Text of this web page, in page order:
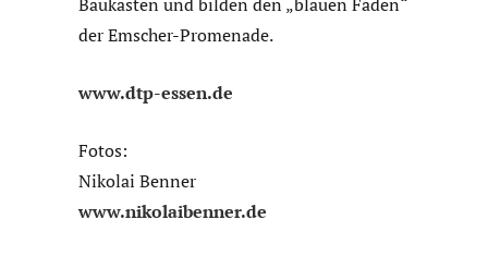
der Emscher-Promenade.
www.dtp-essen.de
Fotos:
Nikolai Benner
www.nikolaibenner.de